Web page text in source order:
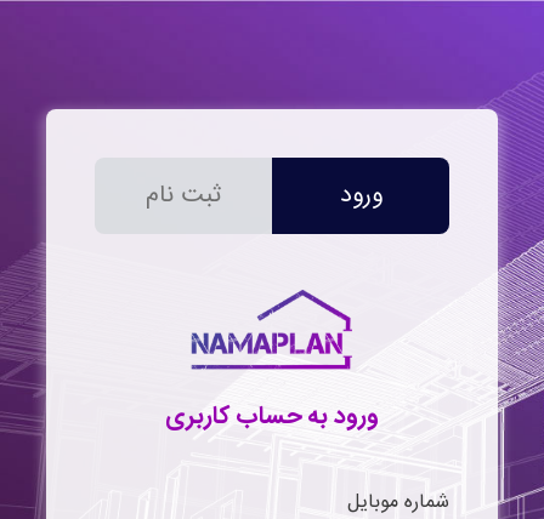
ورود ثبت نام
ورود به حساب کاربری
شماره موبایل